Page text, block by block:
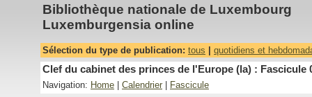
Bibliothèque nationale de Luxembourg
Luxemburgensia online
Sélection du type de publication: tous quotidiens et
Clef du cabinet des princes de l'Europe (la) : Fascicule
Navigation: Home Calendrier Fascicule